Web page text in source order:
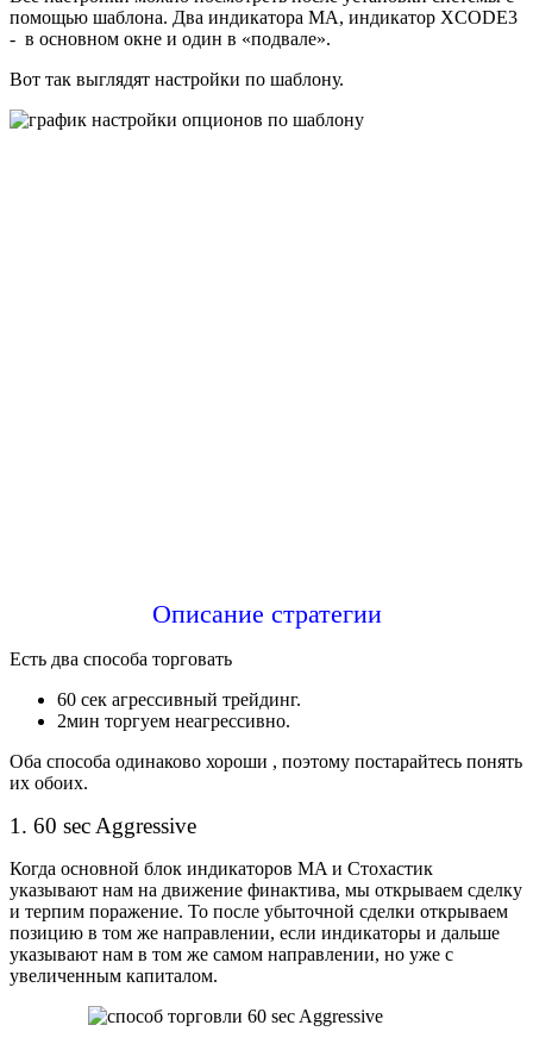
помощью шаблона. Два индикатора МА, индикатор XCODE3
- в основном окне и один в «подвале».
Вот так выглядят настройки по шаблону.
Описание стратегии
Есть два способа торговать
60 сек агрессивный трейдинг.
2мин торгуем неагрессивно.
Оба способа одинаково хороши , поэтому постарайтесь понять
их обоих.
1. 60 sec Aggressive
Когда основной блок индикаторов MA и Стохастик
указывают нам на движение финактива, мы открываем сделку
и терпим поражение. То после убыточной сделки открываем
позицию в том же направлении, если индикаторы и дальше
указывают нам в том же самом направлении, но уже с
увеличенным капиталом.